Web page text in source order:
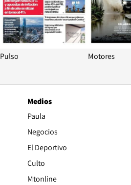
Pulso Motores
Medios
Paula
Negocios
El Deportivo
Culto
Mtonline